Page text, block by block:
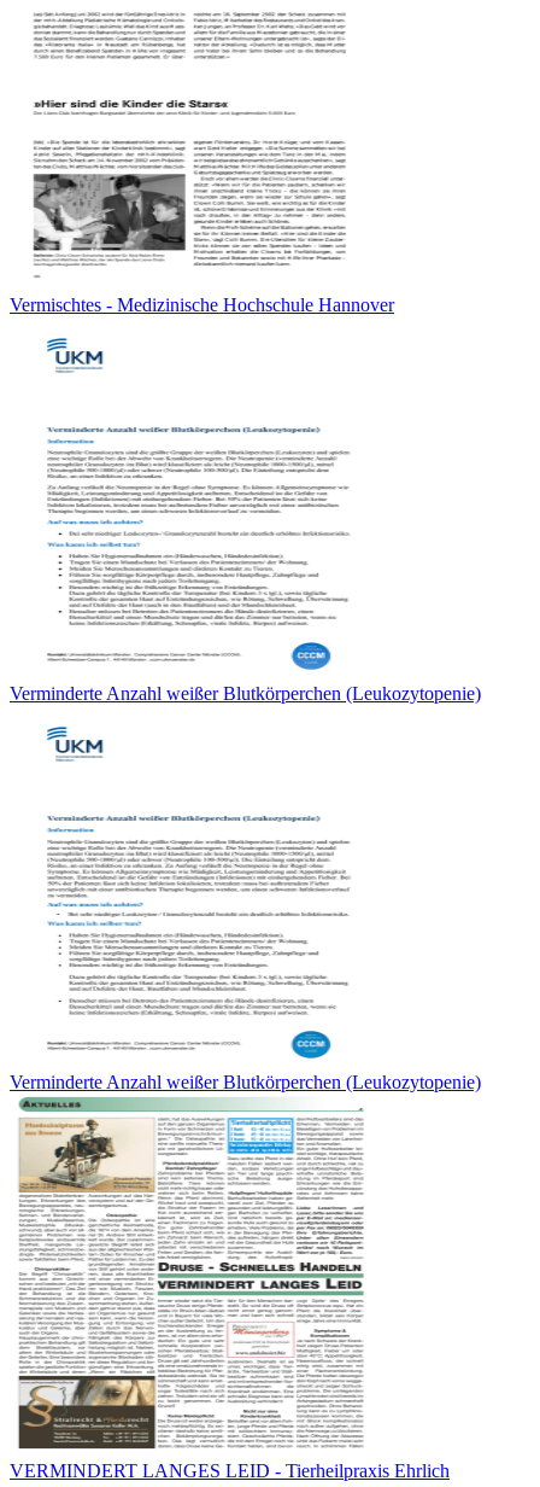
Vermischtes - Medizinische Hochschule Hannover
Verminderte Anzahl weißer Blutkörperchen (Leukozytopenie)
Verminderte Anzahl weißer Blutkörperchen (Leukozytopenie)
VERMINDERT LANGES LEID - Tierheilpraxis Ehrlich